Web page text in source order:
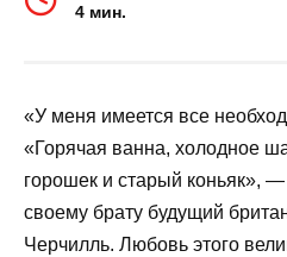
4 мин.
«У меня имеется все
«Горячая ванна, холодное
горошек и старый коньяк»,
своему брату будущий
Черчилль. Любовь этого